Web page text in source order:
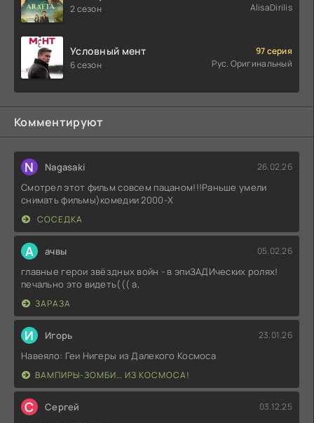
2 сезон
AlisaDirilis
Условный мент
6 сезон
97 серия
Рус. Оригинальный
Комментируют
N Nagasaki 26.02.26
Смотрел этот фильм совсем пацаном!!!Раньше умели
снимать фильмы)комедии 2000-X
СОСЕДКА
А ачвы 05.02.26
главные герои звёздных войн - в эпиЗАДИческих ролях!
печально это видеть((( а,
ЗАРАЗА
И Игорь 23.01.26
Навеяло: Геи Нигеры из Далекого Космоса
ВАМПИРЫ-ЗОМБИ… ИЗ КОСМОСА!
С Сергей 03.12.25